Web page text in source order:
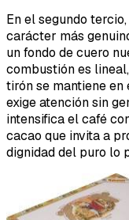
En el segundo
carácter más
un fondo de cuero
combustión es
tirón se mantiene
exige atención sin
intensifica el café
cacao que invita a
dignidad del puro lo